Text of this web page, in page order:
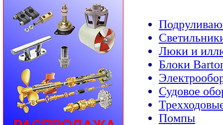
Люки и
Блоки
Судовое
Помпы